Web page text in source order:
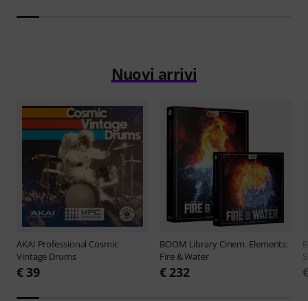
Nuovi arrivi
AKAI Professional Cosmic
Vintage Drums
€ 39
BOOM Library Cinem. Elements:
Fire & Water
€ 232